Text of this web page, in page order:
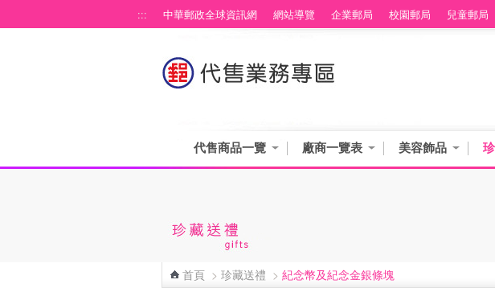
::: 中華郵政全球資訊網 網站導覽 企業郵局 校園郵局 兒童郵局
代售商品一覽 廠商一覽表 美容飾品
首頁 > 珍藏送禮 > 紀念幣及紀念金銀條塊